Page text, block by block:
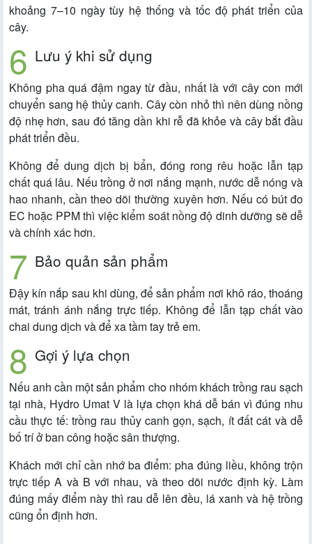
khoảng 7–10 ngày tùy hệ thống và tốc độ phát triển của
cây.
Lưu ý khi sử dụng
Không pha quá đậm ngay từ đầu, nhất là với cây con mới
chuyển sang hệ thủy canh. Cây còn nhỏ thì nên dùng nồng
độ nhẹ hơn, sau đó tăng dần khi rễ đã khỏe và cây bắt đầu
phát triển đều.
Không để dung dịch bị bẩn, đóng rong rêu hoặc lẫn tạp
chất quá lâu. Nếu trồng ở nơi nắng mạnh, nước dễ nóng và
hao nhanh, cần theo dõi thường xuyên hơn. Nếu có bút đo
EC hoặc PPM thì việc kiểm soát nồng độ dinh dưỡng sẽ dễ
và chính xác hơn.
Bảo quản sản phẩm
Đậy kín nắp sau khi dùng, để sản phẩm nơi khô ráo, thoáng
mát, tránh ánh nắng trực tiếp. Không để lẫn tạp chất vào
chai dung dịch và để xa tầm tay trẻ em.
Gợi ý lựa chọn
Nếu anh cần một sản phẩm cho nhóm khách trồng rau sạch
tại nhà, Hydro Umat V là lựa chọn khá dễ bán vì đúng nhu
cầu thực tế: trồng rau thủy canh gọn, sạch, ít đất cát và dễ
bố trí ở ban công hoặc sân thượng.
Khách mới chỉ cần nhớ ba điểm: pha đúng liều, không trộn
trực tiếp A và B với nhau, và theo dõi nước định kỳ. Làm
đúng mấy điểm này thì rau dễ lên đều, lá xanh và hệ trồng
cũng ổn định hơn.